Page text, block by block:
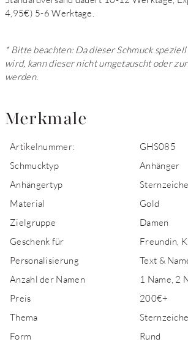
4,95€) 5-6 Werktage.
* Bitte beachten: Da dieser Schmuck
wird, kann dieser nicht umgetauscht oder
werden.
Merkmale
Artikelnummer:
GHS085
Schmucktyp
Anhänger
Anhängertyp
Material
Gold
Zielgruppe
Damen
Geschenk für
Freundin,
Personalisierung
Text &
Anzahl der Namen
1 Name, 2
Preis
200€+
Thema
Form
Rund